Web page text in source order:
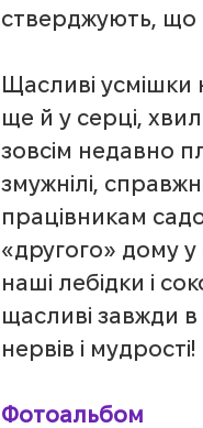
стверджують, що
Щасливі усмішки
ще й у серці,
зовсім недавно
змужнілі,
працівникам
«другого» дому
наші лебідки і
щасливі завжди
нервів і мудрості!
Фотоальбом